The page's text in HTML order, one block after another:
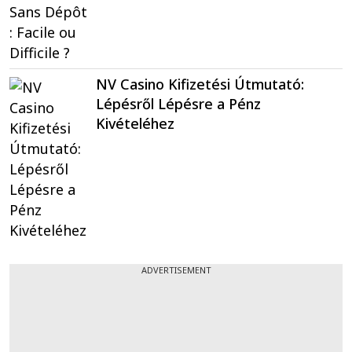
NV Casino Kifizetési Útmutató:
Lépésről Lépésre a Pénz
Kivételéhez
ADVERTISEMENT